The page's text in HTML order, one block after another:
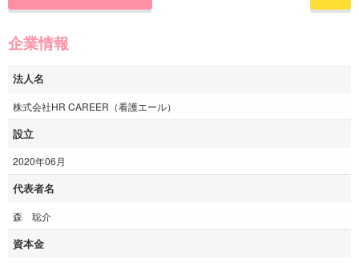
企業情報
法人名
株式会社HR CAREER（看護エール）
設立
2020年06月
代表者名
森 聡介
資本金